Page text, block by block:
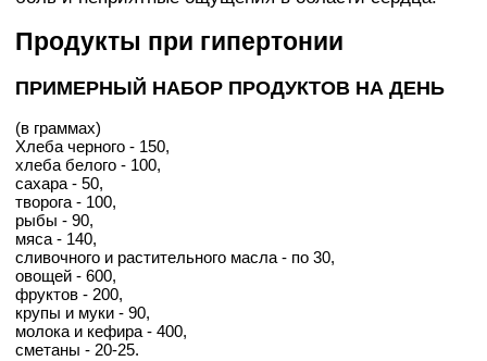
Продукты при гипертонии
ПРИМЕРНЫЙ НАБОР ПРОДУКТОВ НА ДЕНЬ
(в граммах)
Хлеба черного - 150,
хлеба белого - 100,
сахара - 50,
творога - 100,
рыбы - 90,
мяса - 140,
сливочного и растительного масла - по 30,
овощей - 600,
фруктов - 200,
крупы и муки - 90,
молока и кефира - 400,
сметаны - 20-25.